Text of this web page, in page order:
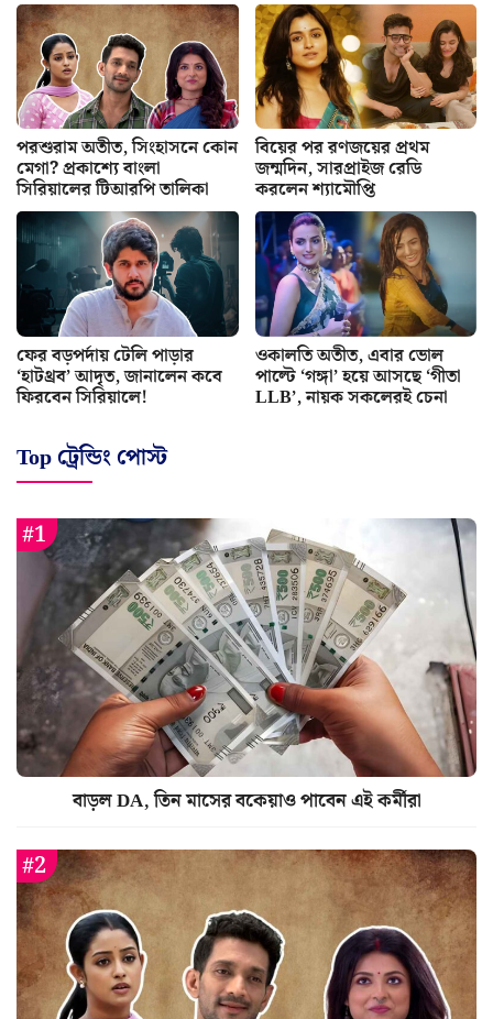
পরশুরাম অতীত, সিংহাসনে কোন
মেগা? প্রকাশ্যে বাংলা
সিরিয়ালের টিআরপি তালিকা
বিয়ের পর রণজয়ের প্রথম
জন্মদিন, সারপ্রাইজ রেডি
করলেন শ্যামৌপ্তি
ফের বড়পর্দায় টেলি পাড়ার
‘হাটথ্রব’ আদৃত, জানালেন কবে
ফিরবেন সিরিয়ালে!
ওকালতি অতীত, এবার ভোল
পাল্টে ‘গঙ্গা’ হয়ে আসছে ‘গীতা
LLB’, নায়ক সকলেরই চেনা
Top ট্রেন্ডিং পোস্ট
বাড়ল DA, তিন মাসের বকেয়াও পাবেন এই কর্মীরা